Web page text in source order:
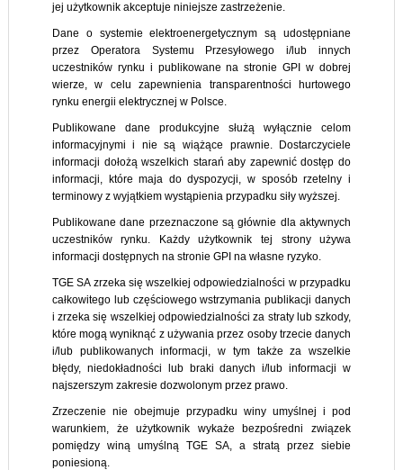
jej użytkownik akceptuje niniejsze zastrzeżenie.
Dane o systemie elektroenergetycznym są udostępniane
przez Operatora Systemu Przesyłowego i/lub innych
uczestników rynku i publikowane na stronie GPI w dobrej
wierze, w celu zapewnienia transparentności hurtowego
rynku energii elektrycznej w Polsce.
Publikowane dane produkcyjne służą wyłącznie celom
informacyjnymi i nie są wiążące prawnie. Dostarczyciele
informacji dołożą wszelkich starań aby zapewnić dostęp do
informacji, które maja do dyspozycji, w sposób rzetelny i
terminowy z wyjątkiem wystąpienia przypadku siły wyższej.
Publikowane dane przeznaczone są głównie dla aktywnych
uczestników rynku. Każdy użytkownik tej strony używa
informacji dostępnych na stronie GPI na własne ryzyko.
TGE SA zrzeka się wszelkiej odpowiedzialności w przypadku
całkowitego lub częściowego wstrzymania publikacji danych
i zrzeka się wszelkiej odpowiedzialności za straty lub szkody,
które mogą wyniknąć z używania przez osoby trzecie danych
i/lub publikowanych informacji, w tym także za wszelkie
błędy, niedokładności lub braki danych i/lub informacji w
najszerszym zakresie dozwolonym przez prawo.
Zrzeczenie nie obejmuje przypadku winy umyślnej i pod
warunkiem, że użytkownik wykaże bezpośredni związek
pomiędzy winą umyślną TGE SA, a stratą przez siebie
poniesioną.